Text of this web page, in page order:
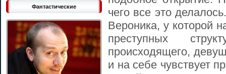
Фантастические
чего все это
Вероника, у которой
преступных
происходящего,
и на себе чувствует